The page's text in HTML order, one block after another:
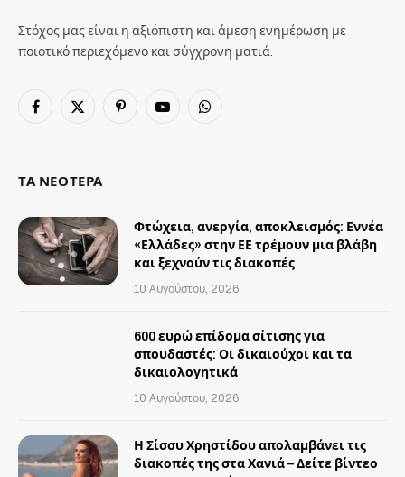
Στόχος μας είναι η αξιόπιστη και άμεση ενημέρωση με
ποιοτικό περιεχόμενο και σύγχρονη ματιά.
Facebook
X
PinterestYouTubeWhatsApp
ΤΑ ΝΕΟΤΕΡΑ
Φτώχεια, ανεργία, αποκλεισμός: Εννέα
«Ελλάδες» στην ΕΕ τρέμουν μια βλάβη
και ξεχνούν τις διακοπές
10 Αυγούστου, 2026
600 ευρώ επίδομα σίτισης για
σπουδαστές: Οι δικαιούχοι και τα
δικαιολογητικά
10 Αυγούστου, 2026
Η Σίσσυ Χρηστίδου απολαμβάνει τις
διακοπές της στα Χανιά – Δείτε βίντεο